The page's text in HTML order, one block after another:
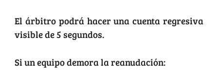
El árbitro podrá hacer una cuenta regresiva
visible de 5 segundos.
Si un equipo demora la reanudación: